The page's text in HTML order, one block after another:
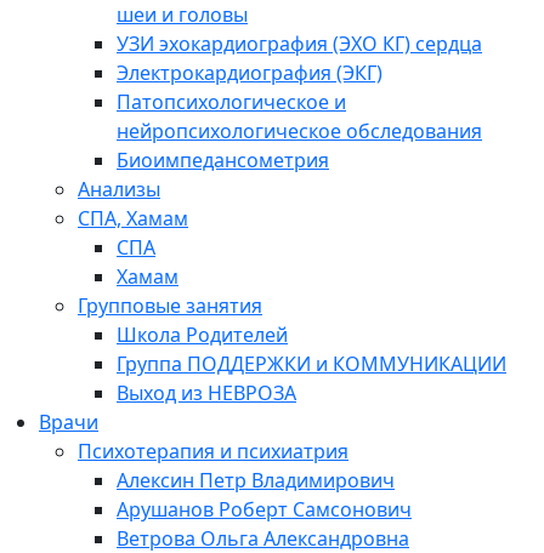
шеи и головы
УЗИ эхокардиография (ЭХО КГ) сердца
Электрокардиография (ЭКГ)
Патопсихологическое и
нейропсихологическое обследования
Биоимпедансометрия
Анализы
СПА, Хамам
СПА
Хамам
Групповые занятия
Школа Родителей
Группа ПОДДЕРЖКИ и КОММУНИКАЦИИ
Выход из НЕВРОЗА
Врачи
Психотерапия и психиатрия
Алексин Петр Владимирович
Арушанов Роберт Самсонович
Ветрова Ольга Александровна